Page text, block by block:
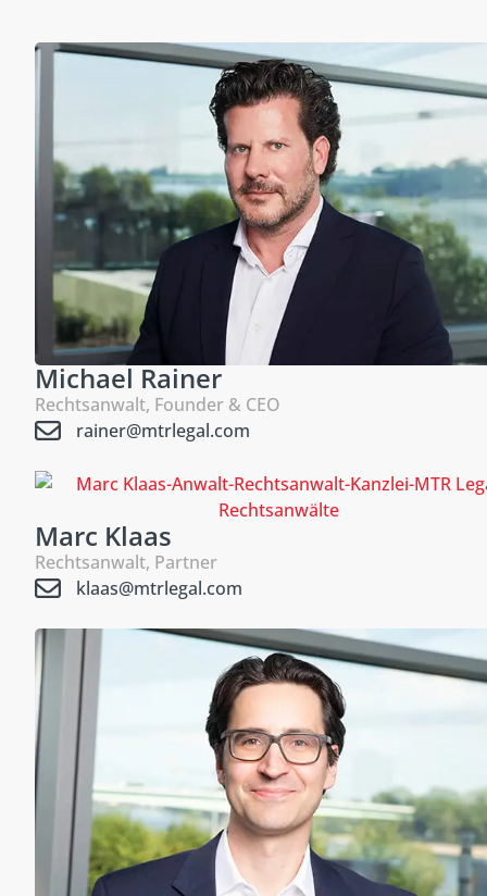
Michael Rainer
Rechtsanwalt, Founder & CEO
rainer@mtrlegal.com
Marc Klaas
Rechtsanwalt, Partner
klaas@mtrlegal.com